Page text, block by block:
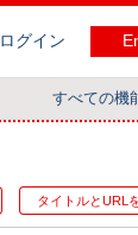
ログイン
すべての機
タイトルとURL